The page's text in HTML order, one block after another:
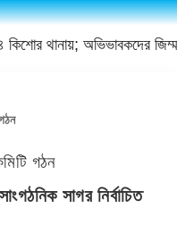
কিশোর থানায়; অভিভাবকদের
গঠন
সাগর নির্বাচিত